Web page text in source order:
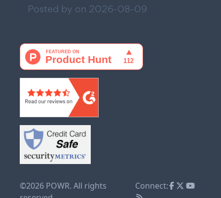
Posted by on 2026-08-09
©2026 POWR. All rights
Connect: